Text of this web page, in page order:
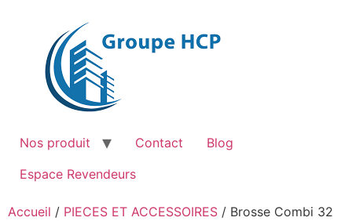
Nos produit Contact
Blog
Espace Revendeurs
Accueil / PIECES ET ACCESSOIRES / Brosse Combi 32